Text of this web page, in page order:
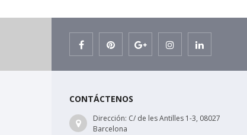
CONTÁCTENOS
Dirección: C/ de les Antilles 1-3, 08027
Barcelona